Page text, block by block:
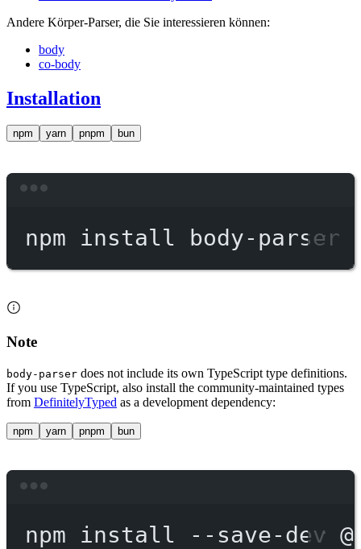
Andere Körper-Parser, die Sie interessieren können:
body
co-body
Installation
npm yarn pnpm bun
npm install body-parser
Note
body-parser does not include its own TypeScript type definitions.
If you use TypeScript, also install the community-maintained types
from DefinitelyTyped as a development dependency:
npm yarn pnpm bun
npm install --save-dev